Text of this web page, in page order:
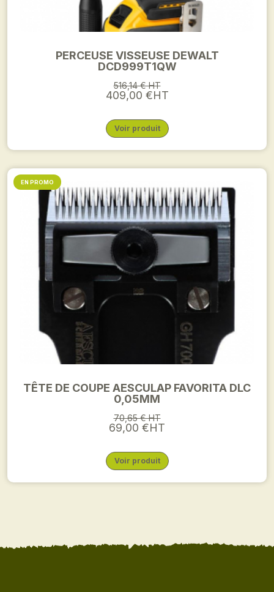
PERCEUSE VISSEUSE DEWALT
DCD999T1QW
516,14 € HT
409,00 €HT
Voir produit
TÊTE DE COUPE AESCULAP FAVORITA DLC
0,05MM
70,65 € HT
69,00 €HT
Voir produit
EN PROMO